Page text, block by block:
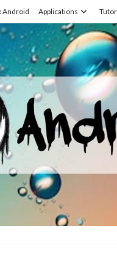
Android Applications